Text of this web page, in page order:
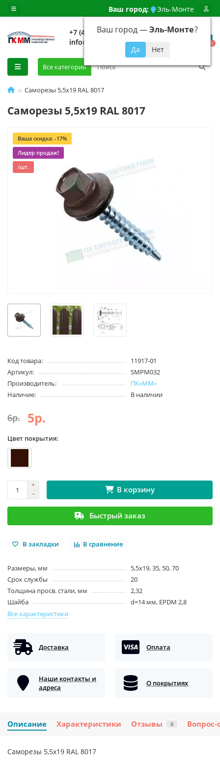
Ваш город: Эль-Монте
Ваш город —Эль-Монте?
+7 (499) 648-92-94
info@evroshtaketnikmoskva.ru
0
Все категории
Саморезы 5,5х19 RAL 8017
Саморезы 5,5х19 RAL 8017
Ваша скидка: -17%
Лидер продаж!
/шт.
Код товара:
11917-01
Артикул:
SMPM032
Производитель:
ПК«ММ»
Наличие:
В наличии
6р. 5р.
Цвет покрытия:
В корзину
Быстрый заказ
В закладки В сравнение
Размеры, мм
5,5х19, 35, 50, 70
Срок службы
20
Толщина просв. стали, мм
2,32
Шайба
d=14 мм, EPDM 2,8
Все характеристики
Доставка Оплата
Наши контакты и
адреса
О покрытиях
Описание Характеристики Отзывы 0 Вопрос-
Саморезы 5,5х19 RAL 8017